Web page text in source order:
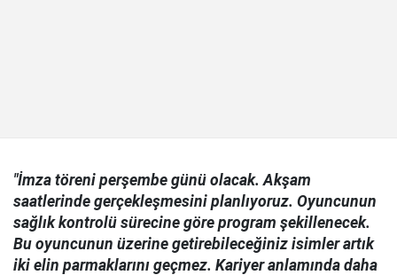
"İmza töreni perşembe günü olacak. Akşam
saatlerinde gerçekleşmesini planlıyoruz. Oyuncunun
sağlık kontrolü sürecine göre program şekillenecek.
Bu oyuncunun üzerine getirebileceğiniz isimler artık
iki elin parmaklarını geçmez. Kariyer anlamında daha